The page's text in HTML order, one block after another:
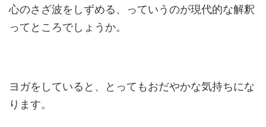
心のさざ波をしずめる、っていうのが現代的な解釈
ってところでしょうか。
ヨガをしていると、とってもおだやかな気持ちにな
ります。